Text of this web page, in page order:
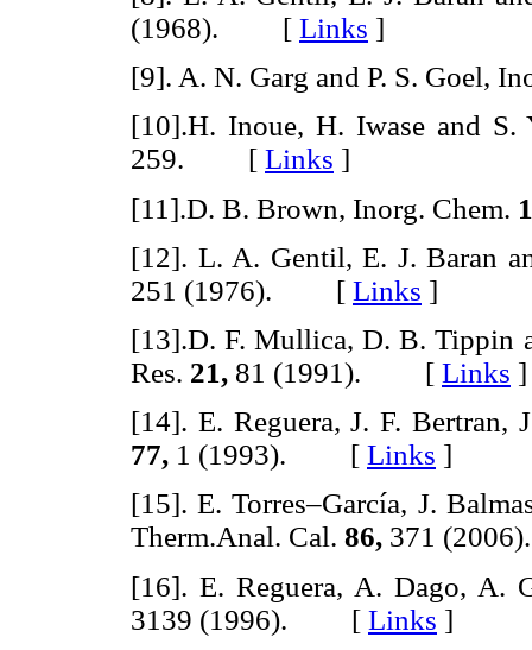
(1968). [ Links ]
[9]. A. N. Garg and P. S. Goel,
[10].H. Inoue, H. Iwase and
259. [ Links ]
[11].D. B. Brown, Inorg. Chem.
[12]. L. A. Gentil, E. J. Baran
251 (1976). [ Links ]
[13].D. F. Mullica, D. B. Tippin
Res. 21, 81 (1991). [ Links ]
[14]. E. Reguera, J. F. Bertran,
77, 1 (1993). [ Links ]
[15]. E. Torres–García, J.
Therm.Anal. Cal. 86, 371
[16]. E. Reguera, A. Dago, A.
3139 (1996). [ Links ]